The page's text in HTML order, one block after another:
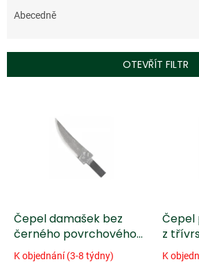
e
í
r
Abecedně
OTEVŘÍT FILTR
d
u
Čepel damašek bez
černého povrchového
kování
K objednání (3-8 týdny)
Čepel
z
K